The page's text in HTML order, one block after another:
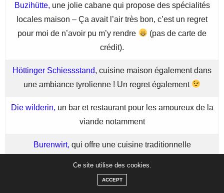
Buzihütte, une jolie cabane qui propose des spécialités
locales maison – Ça avait l’air très bon, c’est un regret
pour moi de n’avoir pu m’y rendre
(pas de carte de
crédit).
Höttinger Schiessstand, cuisine maison également dans
une ambiance tyrolienne ! Un regret également
Die wilderin, un bar et restaurant pour les amoureux de la
viande notamment
Burenwirt, qui offre une cuisine traditionnelle
aboulangerie Brotbuben
Ce site utilise des cookies.
ACCEPT